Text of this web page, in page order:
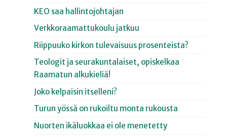
KEO saa hallintojohtajan
Verkkoraamattukoulu jatkuu
Riippuuko kirkon tulevaisuus prosenteista?
Teologit ja seurakuntalaiset, opiskelkaa
Raamatun alkukieliä!
Joko kelpaisin itselleni?
Turun yössä on rukoiltu monta rukousta
Nuorten ikäluokkaa ei ole menetetty